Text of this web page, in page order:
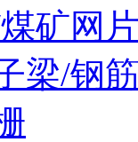
矿网
梁/钢